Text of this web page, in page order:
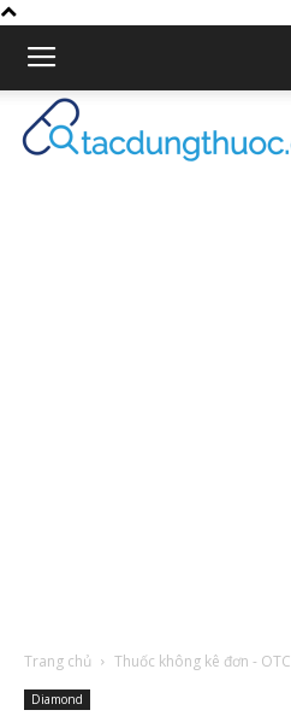
Trang chủ Thuốc không kê đơn - OTC
Diamond